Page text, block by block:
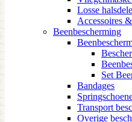
Losse
Accessoires
Beenbescherming
Set
Bandages
Transport
Overige